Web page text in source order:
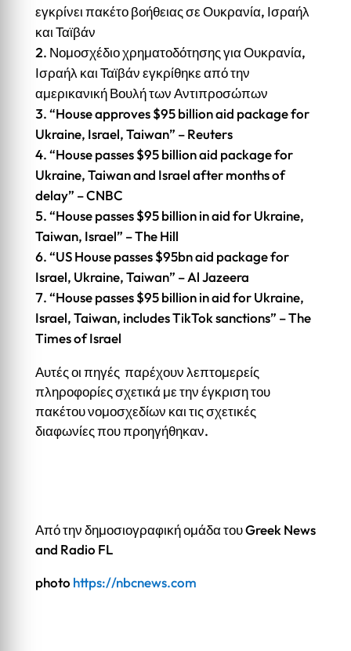
εγκρίνει πακέτο βοήθειας σε Ουκρανία, Ισραήλ
και Ταϊβάν
Νομοσχέδιο χρηματοδότησης για Ουκρανία,
Ισραήλ και Ταϊβάν εγκρίθηκε από την
αμερικανική Βουλή των Αντιπροσώπων
“House approves $95 billion aid package for
Ukraine, Israel, Taiwan” – Reuters
“House passes $95 billion aid package for
Ukraine, Taiwan and Israel after months of
delay” – CNBC
“House passes $95 billion in aid for Ukraine,
Taiwan, Israel” – The Hill
“US House passes $95bn aid package for
Israel, Ukraine, Taiwan” – Al Jazeera
“House passes $95 billion in aid for Ukraine,
Israel, Taiwan, includes TikTok sanctions” – The
Times of Israel
Αυτές οι πηγές παρέχουν λεπτομερείς
πληροφορίες σχετικά με την έγκριση του
πακέτου νομοσχεδίων και τις σχετικές
διαφωνίες που προηγήθηκαν.
Από την δημοσιογραφική ομάδα του Greek News
and Radio FL
photo https://nbcnews.com